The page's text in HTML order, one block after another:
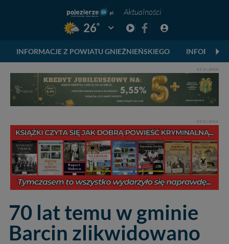
Aktualności
26° Pogoda: Gniezno
INFORMACJE Z POWIATU GNIEŹNIEŃSKIEGO
REKLAMA
REKLAMA
70 lat temu w gminie
Barcin zlikwidowano